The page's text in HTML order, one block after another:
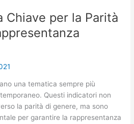
Chiave per la Parità
una tematica sempre più
Questi indicatori non
la parità di genere, ma sono
per garantire la rappresentanza